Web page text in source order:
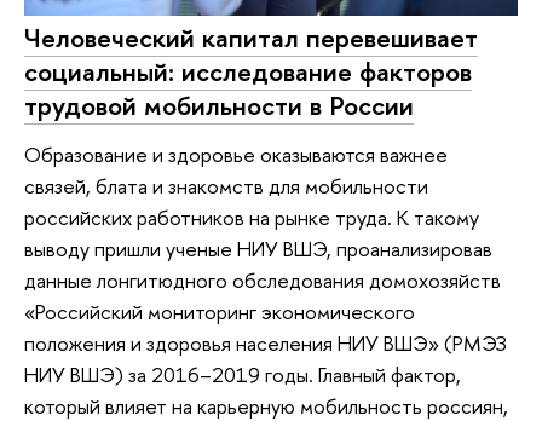
Человеческий капитал перевешивает
социальный: исследование факторов
трудовой мобильности в России
Образование и здоровье оказываются важнее
связей, блата и знакомств для мобильности
российских работников на рынке труда. К такому
выводу пришли ученые НИУ ВШЭ, проанализировав
данные лонгитюдного обследования домохозяйств
«Российский мониторинг экономического
положения и здоровья населения НИУ ВШЭ» (РМЭЗ
НИУ ВШЭ) за 2016–2019 годы. Главный фактор,
который влияет на карьерную мобильность россиян,